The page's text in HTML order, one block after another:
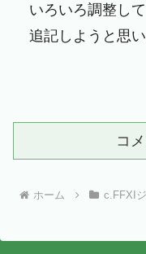
いろいろ調整し
追記しようと思い
コ
ホーム c.FFXI